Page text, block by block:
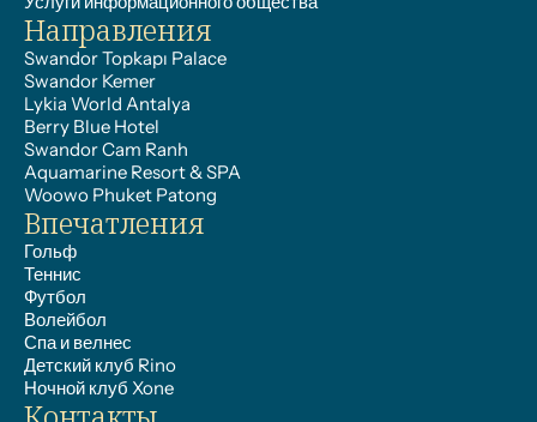
Направления
Swandor Topkapı Palace
Swandor Kemer
Lykia World Antalya
Berry Blue Hotel
Swandor Cam Ranh
Aquamarine Resort & SPA
Woowo Phuket Patong
Впечатления
Гольф
Теннис
Футбол
Волейбол
Спа и велнес
Детский клуб Rino
Ночной клуб Xone